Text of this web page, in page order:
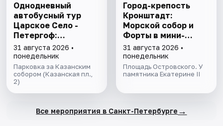
Однодневный
автобусный тур
Царское Село -
Петергоф:
"Янтарная комната
и Фонтаны
Петергофа за 1
день"
31 августа 2026 •
понедельник
Парковка за Казанским
собором (Казанская пл.,
2)
Город-крепость
Кронштадт:
Морской собор и
Форты в мини-
группе
31 августа 2026 •
понедельник
Площадь Островского. У
памятника Екатерине II
Все мероприятия в Санкт-Петербурге →